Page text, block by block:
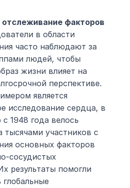
факторов
в области
часто наблюдают за
людей, чтобы
жизни влияет на
перспективе.
является
исследование сердца, в
1948 года велось
тысячами участников с
основных факторов
сосудистых
результаты помогли